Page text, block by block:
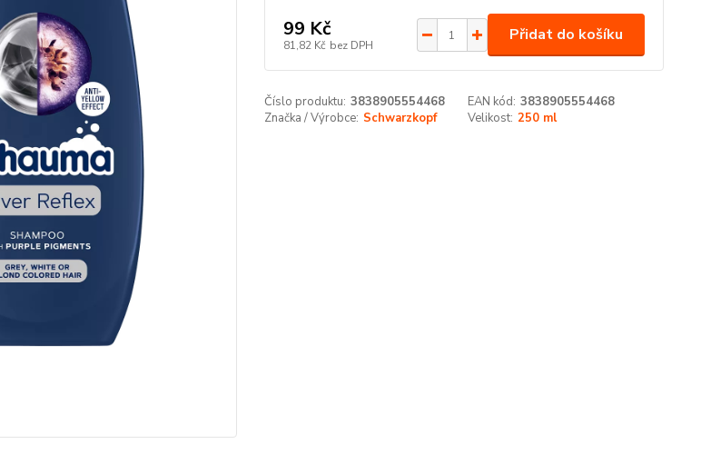
99 Kč
81,82 Kč bez DPH
Přidat do košíku
Číslo produktu: 3838905554468 EAN kód: 3838905554468
Značka / Výrobce: Schwarzkopf Velikost: 250 ml